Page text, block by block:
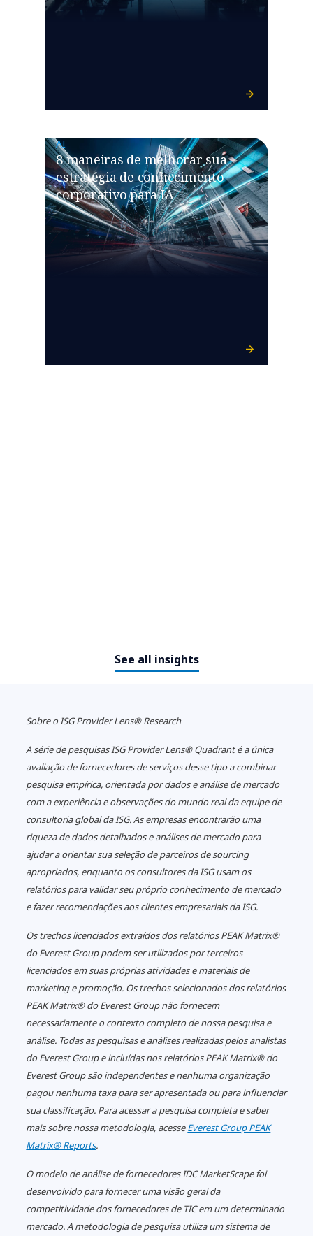
AI
8 maneiras de melhorar sua
estratégia de conhecimento
corporativo para IA
A IA empresarial encontra um
limite: pesquisa da NTT DATA
revela restrições arquitetônicas
à medida que aumentam as
exigências de privacidade e
soberania
See all insights
Sobreo ISG Provider Lens® Research
A série de pesquisas ISG Provider Lens® Quadrant é a única
avaliação de fornecedores de serviços desse tipo a combinar
pesquisa empírica, orientada por dados e análise de mercado
com a experiência e observações do mundo real da equipe de
consultoria global da ISG. As empresas encontrarão uma
riqueza de dados detalhados e análises de mercado para
ajudar a orientar sua seleção de parceiros de sourcing
apropriados, enquanto os consultores da ISG usam os
relatórios para validar seu próprio conhecimento de mercado
e fazer recomendações aos clientes empresariais da ISG.
Os trechos licenciados extraídos dos relatórios PEAK Matrix®
do Everest Group podem ser utilizados por terceiros
licenciados em suas próprias atividades e materiais de
marketing e promoção. Os trechos selecionados dos relatórios
PEAK Matrix® do Everest Group não fornecem
necessariamente o contexto completo de nossa pesquisa e
análise. Todas as pesquisas e análises realizadas pelos analistas
do Everest Group e incluídas nos relatórios PEAK Matrix® do
Everest Group são independentes e nenhuma organização
pagou nenhuma taxa para ser apresentada ou para influenciar
sua classificação. Para acessar a pesquisa completa e saber
mais sobre nossa metodologia, acesseEverest Group PEAK
Matrix® Reports.
O modelo de análise de fornecedores IDC MarketScape foi
desenvolvido para fornecer uma visão geral da
competitividade dos fornecedores de TIC em um determinado
mercado. A metodologia de pesquisa utiliza um sistema de